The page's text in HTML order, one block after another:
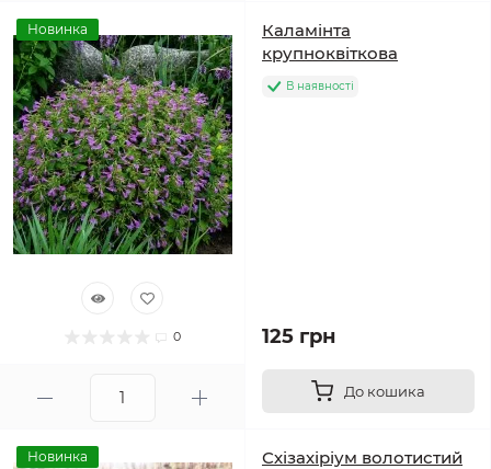
Новинка
0
Каламінта
крупноквіткова
В наявності
125 грн
До кошика
Новинка
Схізахіріум волотистий